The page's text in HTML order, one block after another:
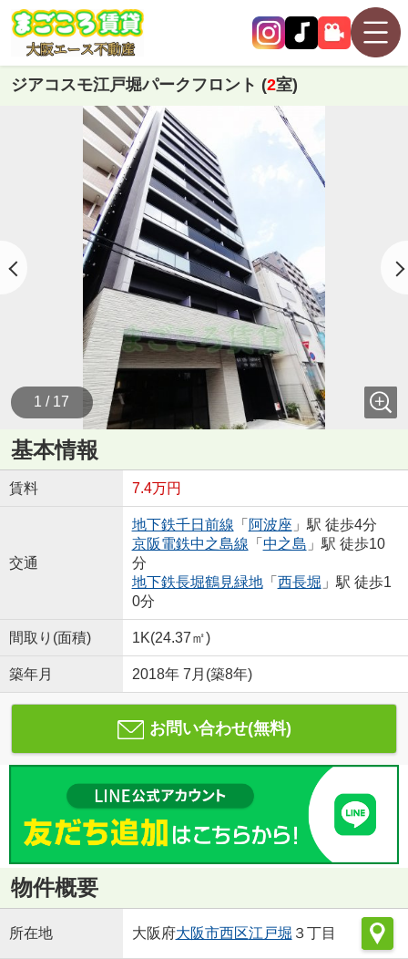
ジアコスモ江戸堀パークフロント (2室)
1 / 17
基本情報
賃料 7.4万円
交通
地下鉄千日前線 「 阿波座 」駅 徒歩4分
京阪電鉄中之島線 「 中之島 」駅 徒歩10
分
地下鉄長堀鶴見緑地「 西長堀 」駅 徒歩1
0分
間取り(面積) 1K(24.37㎡)
築年月 2018年 7月(築8年)
お問い合わせ(無料)
物件概要
所在地 大阪府大阪市西区江戸堀 ３丁目